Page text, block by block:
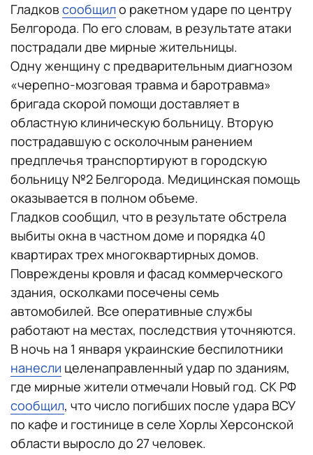
Гладков сообщило ракетном ударе по центру
Белгорода. По его словам, в результате атаки
пострадали две мирные жительницы.
Одну женщину с предварительным диагнозом
«черепно-мозговая травма и баротравма»
бригада скорой помощи доставляет в
областную клиническую больницу. Вторую
пострадавшую с осколочным ранением
предплечья транспортируют в городскую
больницу №2 Белгорода. Медицинская помощь
оказывается в полном объеме.
Гладков сообщил, что в результате обстрела
выбиты окна в частном доме и порядка 40
квартирах трех многоквартирных домов.
Повреждены кровля и фасад коммерческого
здания, осколками посечены семь
автомобилей. Все оперативные службы
работают на местах, последствия уточняются.
В ночь на 1 января украинские беспилотники
нанесли целенаправленный удар по зданиям,
где мирные жители отмечали Новый год. СК РФ
сообщил, что число погибших после удара ВСУ
по кафе и гостинице в селе Хорлы Херсонской
области выросло до 27 человек.